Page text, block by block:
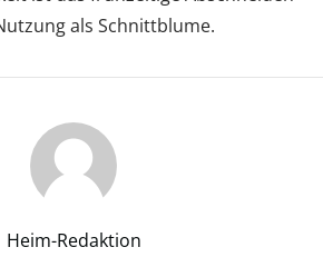
als Schnittblume.
Heim-Redaktion